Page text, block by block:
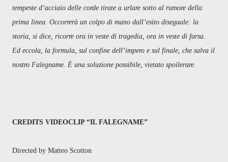
tempeste d’acciaio delle corde tirate a urlare sotto al rumore della
prima linea. Occorrerà un colpo di mano dall’esito diseguale: la
storia, si dice, ricorre ora in veste di tragedia, ora in veste di farsa.
Ed eccola, la formula, sul confine dell’impero e sul finale, che salva il
nostro Falegname. È una soluzione possibile, vietato spoilerare.
CREDITS VIDEOCLIP “IL FALEGNAME”
Directed by Matteo Scotton